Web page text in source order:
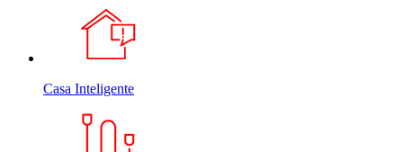
Casa Inteligente